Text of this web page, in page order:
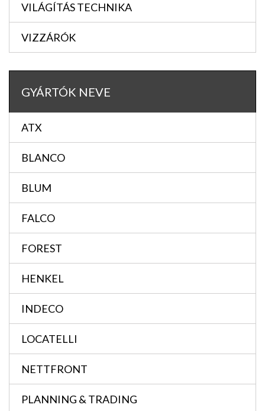
VILÁGÍTÁS TECHNIKA
VIZZÁRÓK
GYÁRTÓK NEVE
ATX
BLANCO
BLUM
FALCO
FOREST
HENKEL
INDECO
LOCATELLI
NETTFRONT
PLANNING & TRADING